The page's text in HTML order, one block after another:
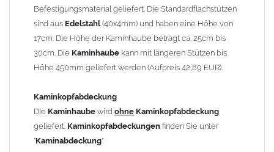
allgemeine Informationen:
Ab einer Kaminlängevon 1200mm werden 6
Kaminstützengeliefert.
Bei der Kombination mitWetterfahneundKaminbreite
angefertigt.
DieKaminhaubekann mitklappbaren Stützen
für 4 Stützen = 96,89 EUR, Länge ab 1200mm 6 Stützen =
145,39 EUR) geliefert werden.
Befestigungsmaterial geliefert. Die Standardflachstützen
sind aus Edelstahl (40x4mm) und haben eine Höhe von
17cm. Die Höhe der Kaminhaube beträgt ca. 25cm bis
30cm. Die Kaminhaube kann mit längeren Stützen bis
Höhe 450mm geliefert werden (Aufpreis 42,89 EUR).
Kaminkopfabdeckung
Die Kaminhaube wird ohne Kaminkopfabdeckung
geliefert. Kaminkopfabdeckungen finden Sie unter
"Kaminabdeckung".